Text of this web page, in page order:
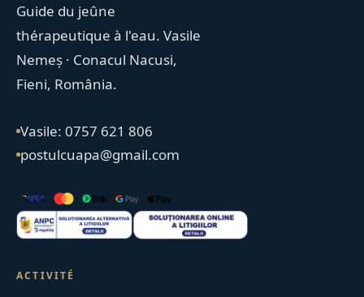
Guide du jeûne
thérapeutique à l'eau. Vasile
Nemeș · Conacul Nacusi,
Fieni, România.
Vasile: 0757 621 806
postulcuapa@gmail.com
ACTIVITÉ